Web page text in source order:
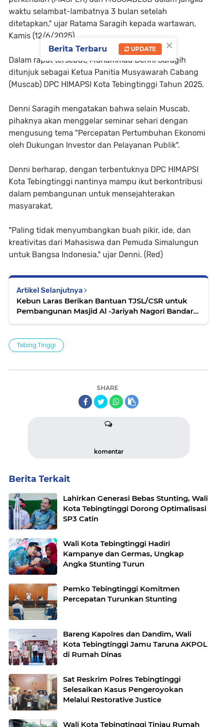
waktu selambat-lambatnya 3 bulan setelah
ditetapkan," ujar Ratama Saragih kepada wartawan,
Kamis (12/6/2025).
Dalam rapat tersebut, Muhammad Denni Saragih
ditunjuk sebagai Ketua Panitia Musyawarah Cabang
(Muscab) DPC HIMAPSI Kota Tebingtinggi Tahun 2025.
Denni Saragih mengatakan bahwa selain Muscab,
pihaknya akan menggelar seminar sehari dengan
mengusung tema "Percepatan Pertumbuhan Ekonomi
oleh Dukungan Investor dan Pelayanan Publik".
Denni berharap, dengan terbentuknya DPC HIMAPSI
Kota Tebingtinggi nantinya mampu ikut berkontribusi
dalam pembangunan untuk mensejahterakan
masyarakat.
"Paling tidak menyumbangkan buah pikir, ide, dan
kreativitas dari Mahasiswa dan Pemuda Simalungun
untuk Bangsa Indonesia," ujar Denni. (Red)
Artikel Selanjutnya
Kebun Laras Berikan Bantuan TJSL/CSR untuk
Pembangunan Masjid Al -Jariyah Nagori Bandar
Tebing Tinggi
SHARE
komentar
Berita Terkait
Lahirkan Generasi Bebas Stunting, Wali
Kota Tebingtinggi Dorong Optimalisasi
SP3 Catin
Wali Kota Tebingtinggi Hadiri
Kampanye dan Germas, Ungkap
Angka Stunting Turun
Pemko Tebingtinggi Komitmen
Percepatan Turunkan Stunting
Bareng Kapolres dan Dandim, Wali
Kota Tebingtinggi Jamu Taruna AKPOL
di Rumah Dinas
Sat Reskrim Polres Tebingtinggi
Selesaikan Kasus Pengeroyokan
Melalui Restorative Justice
Wali Kota Tebingtinggi Tinjau Rumah
×
Berita Terbaru UPDATE